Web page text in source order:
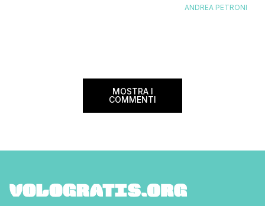
CopenPay ed è
ANDREA PETRONI
MOSTRA I
COMMENTI